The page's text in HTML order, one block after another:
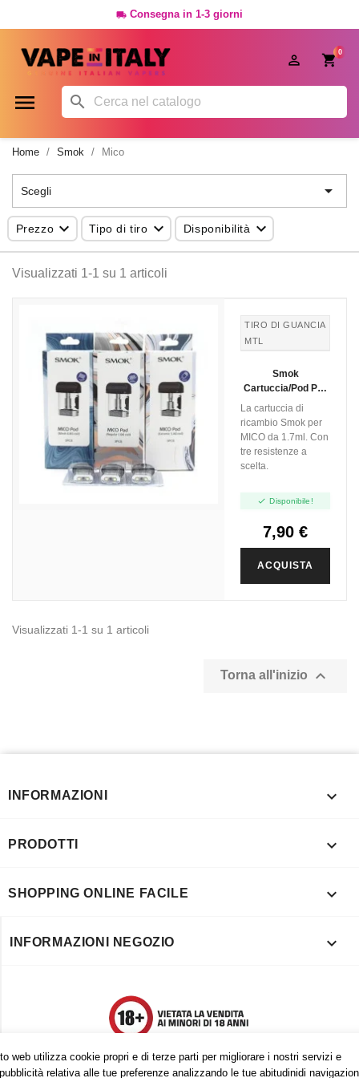
 Consegna in 1-3 giorni
0

 
Home Smok Mico
Scegli 
Prezzo  Tipo di tiro  Disponibilità 
Visualizzati 1-1 su 1 articoli
TIRO DI GUANCIA
MTL
Smok
Cartuccia/pod Per
MICO - 1.7ml - 3pz
La cartuccia di
ricambio Smok per
MICO da 1.7ml. Con
tre resistenze a
scelta.
 Disponibile!
7,90 €
ACQUISTA
Visualizzati 1-1 su 1 articoli
Torna all'inizio 
web utilizza cookie propri e di terze parti per migliorare i nostri servizi e
relativa alle tue preferenze analizzando le tue abitudinidi
INFORMAZIONI 
PRODOTTI 
SHOPPING ONLINE FACILE 
INFORMAZIONI NEGOZIO 